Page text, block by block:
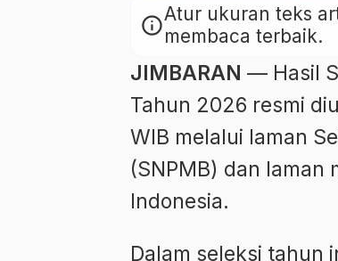
infoAtur ukuran teks
membaca terbaik.
JIMBARAN — Hasil
Tahun 2026 resmi
WIB melalui laman
(SNPMB) dan
Indonesia.
Dalam seleksi tahun